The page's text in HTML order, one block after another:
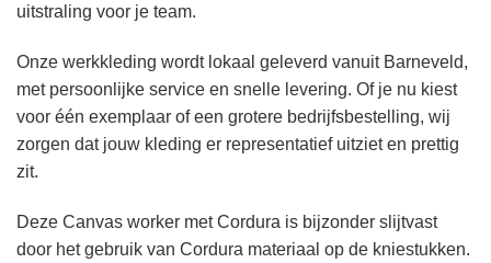
uitstraling voor je team.
Onze werkkleding wordt lokaal geleverd vanuit Barneveld,
met persoonlijke service en snelle levering. Of je nu kiest
voor één exemplaar of een grotere bedrijfsbestelling, wij
zorgen dat jouw kleding er representatief uitziet en prettig
zit.
Deze Canvas worker met Cordura is bijzonder slijtvast
door het gebruik van Cordura materiaal op de kniestukken.